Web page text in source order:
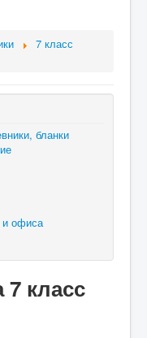
7 класс
бланки
и офиса
класс